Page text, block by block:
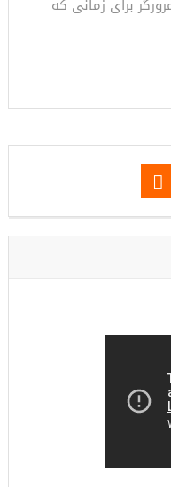
برای زمانی که